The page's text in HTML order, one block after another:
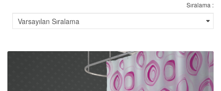
Sıralama :